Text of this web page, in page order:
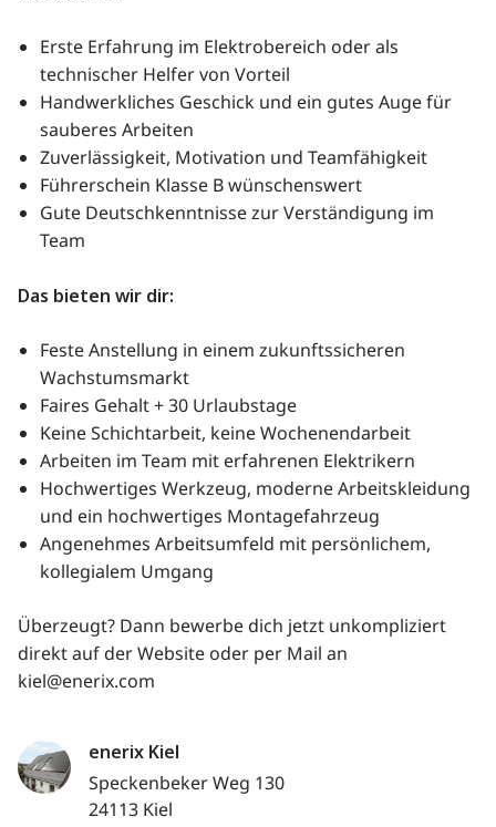
Erste Erfahrung im Elektrobereich oder als
technischer Helfer von Vorteil
Handwerkliches Geschick und ein gutes Auge für
sauberes Arbeiten
Zuverlässigkeit, Motivation und Teamfähigkeit
Führerschein Klasse B wünschenswert
Gute Deutschkenntnisse zur Verständigung im
Team
Das bieten wir dir:
Feste Anstellung in einem zukunftssicheren
Wachstumsmarkt
Faires Gehalt + 30 Urlaubstage
Keine Schichtarbeit, keine Wochenendarbeit
Arbeiten im Team mit erfahrenen Elektrikern
Hochwertiges Werkzeug, moderne Arbeitskleidung
und ein hochwertiges Montagefahrzeug
Angenehmes Arbeitsumfeld mit persönlichem,
kollegialem Umgang
Überzeugt? Dann bewerbe dich jetzt unkompliziert
direkt auf der Website oder per Mail an
kiel@enerix.com
enerix Kiel
Speckenbeker Weg 130
24113 Kiel